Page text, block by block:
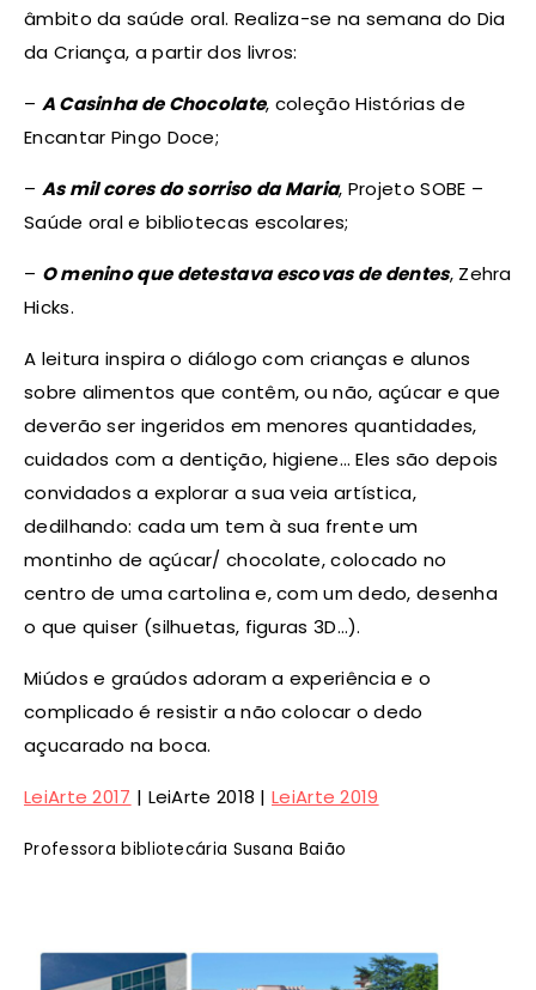
âmbito da saúde oral. Realiza-se na semana do Dia
da Criança, a partir dos livros:
– A Casinha de Chocolate, coleção Histórias de
Encantar Pingo Doce;
– As mil cores do sorriso da Maria, Projeto SOBE –
Saúde oral e bibliotecas escolares;
– O menino que detestava escovas de dentes, Zehra
Hicks.
A leitura inspira o diálogo com crianças e alunos
sobre alimentos que contêm, ou não, açúcar e que
deverão ser ingeridos em menores quantidades,
cuidados com a dentição, higiene… Eles são depois
convidados a explorar a sua veia artística,
dedilhando: cada um tem à sua frente um
montinho de açúcar/ chocolate, colocado no
centro de uma cartolina e, com um dedo, desenha
o que quiser (silhuetas, figuras 3D…).
Miúdos e graúdos adoram a experiência e o
complicado é resistir a não colocar o dedo
açucarado na boca.
LeiArte 2017 | LeiArte 2018 |LeiArte 2019
Professora bibliotecária Susana Baião